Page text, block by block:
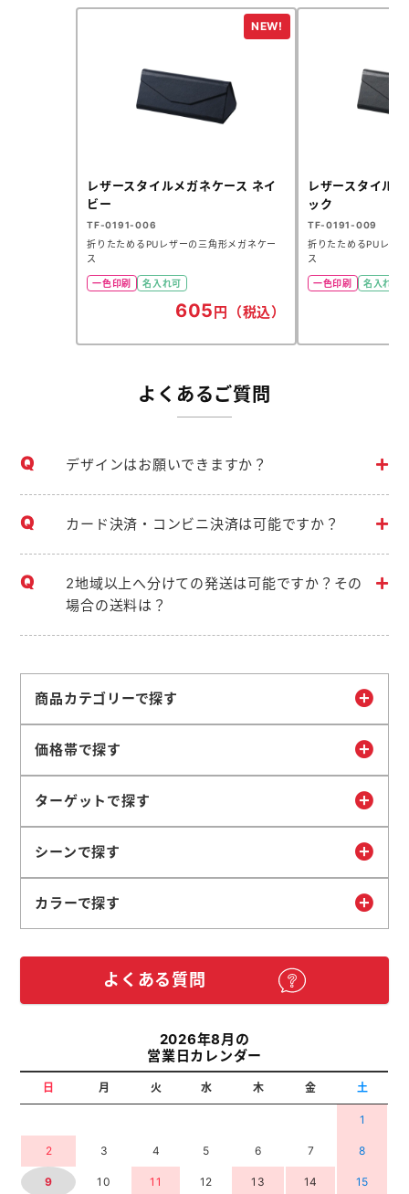
レザースタイルメガネケース ネイ
ビー
TF-0191-006
折りたためるPUレザーの三角形メガネケー
ス
一色印刷 名入れ可
605円（税込）
レザースタイル
ック
TF-0191-009
折りたためるPUレザ
ス
一色印刷 名入れ可
よくあるご質問
デザインはお願いできますか？
カード決済・コンビニ決済は可能ですか？
2地域以上へ分けての発送は可能ですか？その
場合の送料は？
商品カテゴリーで探す
価格帯で探す
ターゲットで探す
シーンで探す
カラーで探す
よくある質問
2026年8月の
営業日カレンダー
日 月 火 水 木 金 土
1
2 3 4 5 6 7 8
9 10 11 12 13 14 15